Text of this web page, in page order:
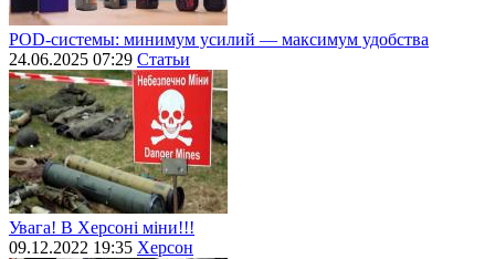
POD-системы: минимум усилий — максимум удобства
24.06.2025 07:29 Статьи
Увага! В Херсоні міни!!!
09.12.2022 19:35 Херсон